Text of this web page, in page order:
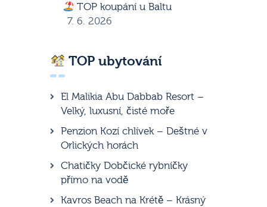
TOP koupání u Baltu
7. 6. 2026
TOP ubytování
El Malikia Abu Dabbab Resort –
Velký, luxusní, čisté moře
Penzion Kozí chlívek – Deštné v
Orlických horách
Chatičky Dobčické rybníčky
přímo na vodě
Kavros Beach na Krétě – Krásný